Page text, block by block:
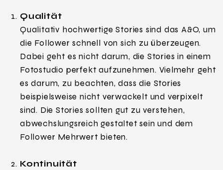
Qualität
Qualitativ hochwertige Stories sind das A&O, um
die Follower schnell von sich zu überzeugen.
Dabei geht es nicht darum, die Stories in einem
Fotostudio perfekt aufzunehmen. Vielmehr geht
es darum, zu beachten, dass die Stories
beispielsweise nicht verwackelt und verpixelt
sind. Die Stories sollten gut zu verstehen,
abwechslungsreich gestaltet sein und dem
Follower Mehrwert bieten.
Kontinuität